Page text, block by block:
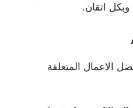
اتقان.
الاعمال المتعلقة